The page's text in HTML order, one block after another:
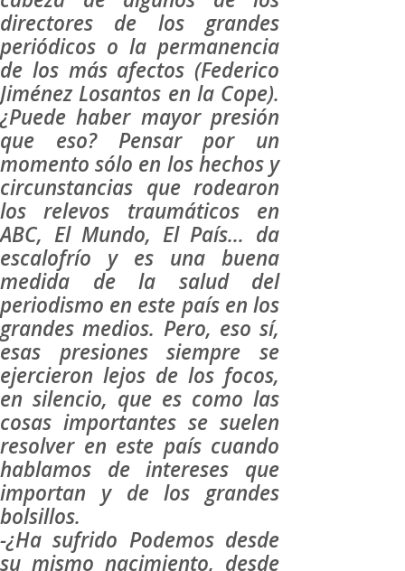
directores de los grandes
periódicos o la permanencia
de los más afectos (Federico
Jiménez Losantos en la Cope).
¿Puede haber mayor presión
que eso? Pensar por un
momento sólo en los hechos y
circunstancias que rodearon
los relevos traumáticos en
ABC, El Mundo, El País… da
escalofrío y es una buena
medida de la salud del
periodismo en este país en los
grandes medios. Pero, eso sí,
esas presiones siempre se
ejercieron lejos de los focos,
en silencio, que es como las
cosas importantes se suelen
resolver en este país cuando
hablamos de intereses que
importan y de los grandes
bolsillos.
-¿Ha sufrido Podemos desde
su mismo nacimiento, desde